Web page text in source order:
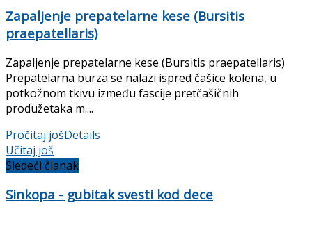
Zapaljenje prepatelarne kese (Bursitis
praepatellaris)
Zapaljenje prepatelarne kese (Bursitis praepatellaris)
Prepatelarna burza se nalazi ispred čašice kolena, u
potkožnom tkivu između fascije pretčašičnih
produžetaka m....
Pročitaj jošDetails
Učitaj još
Sledeći članak
Sinkopa - gubitak svesti kod dece